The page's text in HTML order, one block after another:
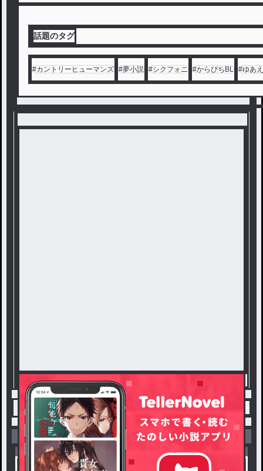
話題のタグ
#カントリーヒューマンズ #夢小説 #シクフォニ #からぴちBL #ゆあ
トップ ホラー Cyber Space ～囚われからの脱
小説を探す ジャンルから探す